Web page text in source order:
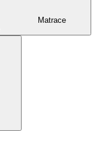
Matrace